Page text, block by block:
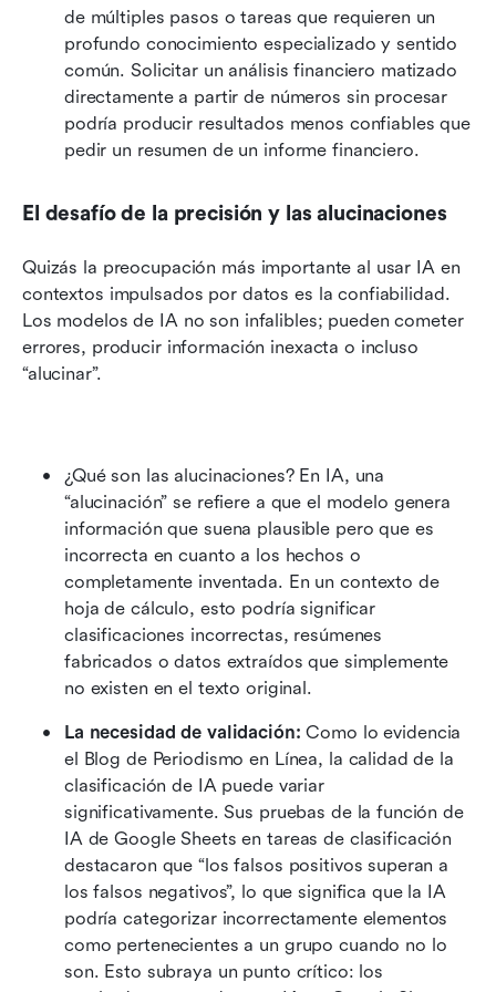
de múltiples pasos o tareas que requieren un
profundo conocimiento especializado y sentido
común. Solicitar un análisis financiero matizado
directamente a partir de números sin procesar
podría producir resultados menos confiables que
pedir un resumen de un informe financiero.
El desafío de la precisión y las alucinaciones
Quizás la preocupación más importante al usar IA en
contextos impulsados por datos es la confiabilidad.
Los modelos de IA no son infalibles; pueden cometer
errores, producir información inexacta o incluso
“alucinar”.
¿Qué son las alucinaciones? En IA, una
“alucinación” se refiere a que el modelo genera
información que suena plausible pero que es
incorrecta en cuanto a los hechos o
completamente inventada. En un contexto de
hoja de cálculo, esto podría significar
clasificaciones incorrectas, resúmenes
fabricados o datos extraídos que simplemente
no existen en el texto original.
La necesidad de validación: Como lo evidencia
el Blog de Periodismo en Línea, la calidad de la
clasificación de IA puede variar
significativamente. Sus pruebas de la función de
IA de Google Sheets en tareas de clasificación
destacaron que “los falsos positivos superan a
los falsos negativos”, lo que significa que la IA
podría categorizar incorrectamente elementos
como pertenecientes a un grupo cuando no lo
son. Esto subraya un punto crítico: los